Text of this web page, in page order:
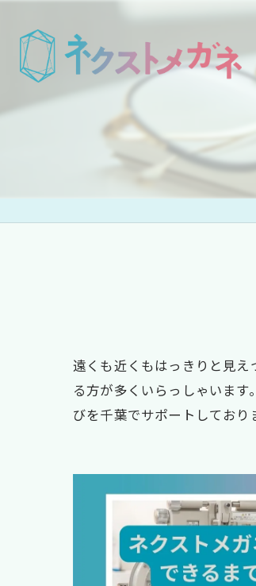
遠くも近くもはっきりと見
る方が多くいらっしゃいま
びを千葉でサポートしており